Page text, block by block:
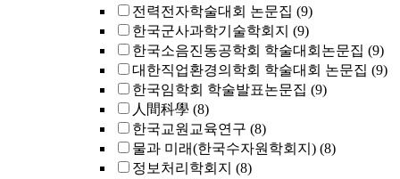
전력전자학술대회 논문집 (9)
한국군사과학기술학회지 (9)
한국소음진동공학회 학술대회논문집 (9)
대한직업환경의학회 학술대회 논문집 (9)
한국임학회 학술발표논문집 (9)
人間科學 (8)
한국교원교육연구 (8)
물과 미래(한국수자원학회지) (8)
정보처리학회지 (8)